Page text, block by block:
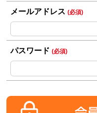
メールアドレス(必須)
パスワード(必須)